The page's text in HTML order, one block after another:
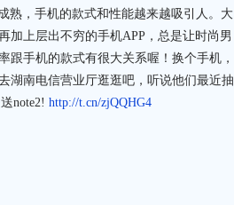
，手机的款式和性能越来越吸引人。大
加上层出不穷的手机APP，总是让时尚男
跟手机的款式有很大关系喔！换个手机，
湖南电信营业厅逛逛吧，听说他们最近抽
note2! http://t.cn/zjQQHG4